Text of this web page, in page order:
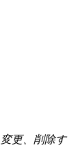
更、削除す